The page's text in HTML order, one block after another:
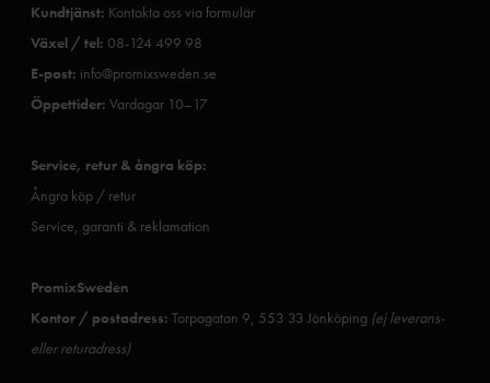
Kundtjänst: Kontakta oss via formulär
Växel / tel: 08-124 499 98
E-post: info@promixsweden.se
Öppettider: Vardagar 10–17
Service, retur & ångra köp:
Ångra köp / retur
Service, garanti & reklamation
PromixSweden
Kontor / postadress: Torpagatan 9, 553 33 Jönköping (ej leverans-
eller returadress)